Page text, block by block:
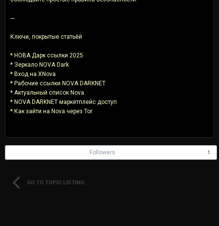
---
Ключи, покрытые статьёй
* НОВА Дарк ссылки 2025
* Зеркало NOVA Dark
* Вход на XNova
* Рабочие ссылки NOVA DARKNET
* Актуальный список Nova
* NOVA DARKNET маркетплейс доступ
* Как зайти на Nova через Tor
Followers 1
GO TO TOPIC LISTING